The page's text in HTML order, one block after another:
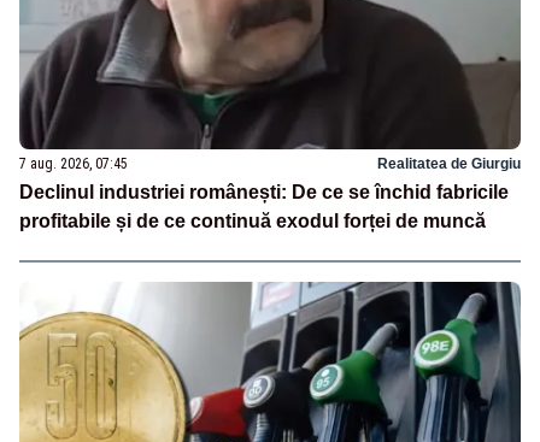
7 aug. 2026, 07:45 Realitatea de Giurgiu
Declinul industriei românești: De ce se închid fabricile
profitabile și de ce continuă exodul forței de muncă